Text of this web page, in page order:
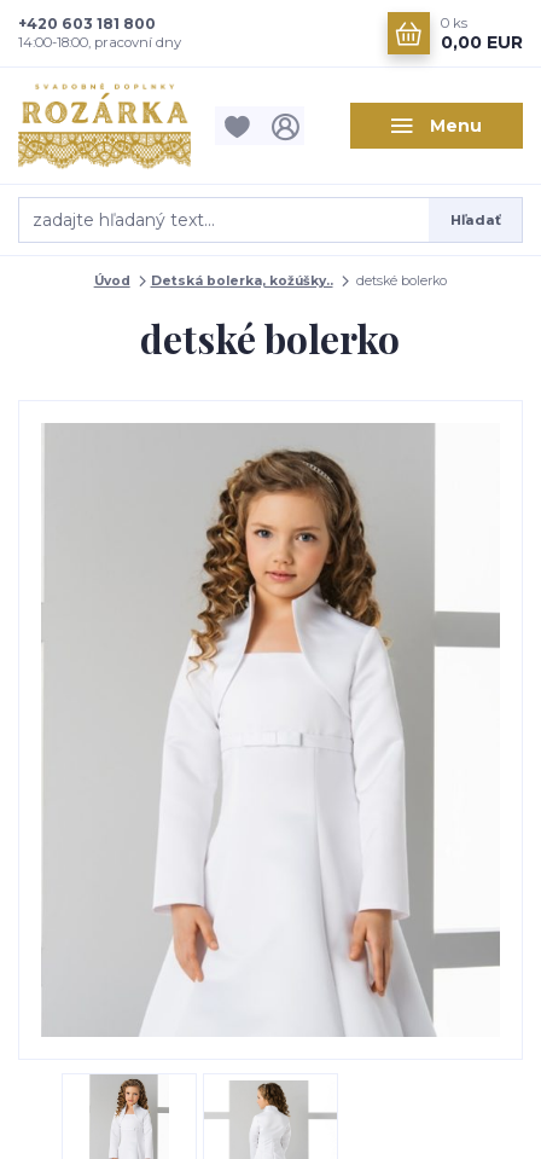
Menu
Hľadať
+420 603 181 800
14:00-18:00, pracovní dny
0 ks
0,00 EUR
Úvod Detská bolerka, kožúšky.. detské bolerko
detské bolerko